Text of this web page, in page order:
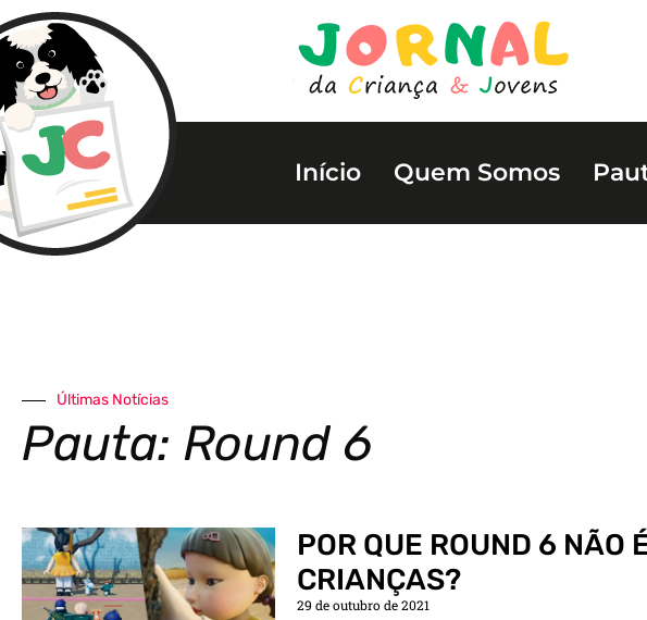
Início Quem Somos
Últimas Notícias
Pauta: Round 6
POR QUE ROUND 6 NÃO
CRIANÇAS?
29 de outubro de 2021